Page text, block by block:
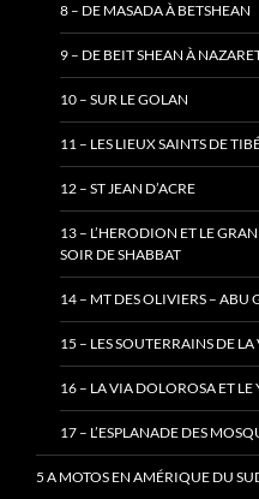
8 – DE MASADA À BETSHEAN
9 – DE BEIT SHEAN À
10 – SUR LE GOLAN
11 – LES LIEUX SAINTS DE
12 – ST JEAN D’ACRE
13 – L’HERODION ET LE
SOIR DE SHABBAT
14 – MT DES OLIVIERS – ABU
15 – LES SOUTERRAINS DE
16 – LA VIA DOLOROSA ET LE
17 – L’ESPLANADE DES
5 A MOTOS EN AMÉRIQUE DU